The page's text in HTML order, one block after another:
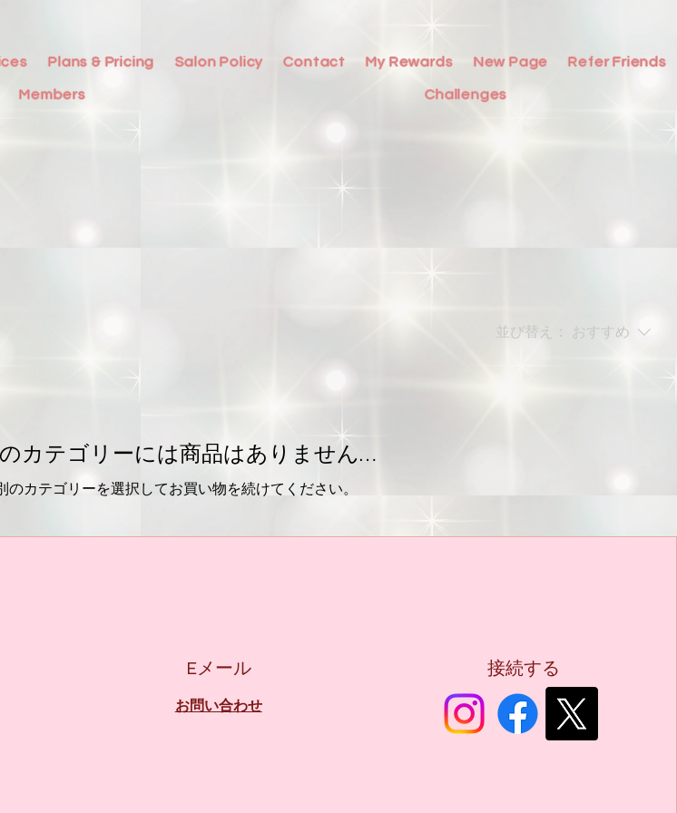
Plans & Pricing Salon Policy Contact My Rewards New Page Refer Friends
Members Challenges
並び替え： おすすめ
カテゴリーには商品はありません…
のカテゴリーを選択してお買い物を続けてください。
Eメール
お問い合わせ
接続する